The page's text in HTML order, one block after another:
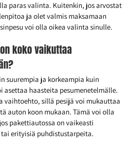
paras valinta. Kuitenkin, jos arvostat
ja olet valmis maksamaan
voi olla oikea valinta sinulle.
koko vaikuttaa
suurempia ja korkeampia kuin
asettaa haasteita pesumenetelmälle.
vaihtoehto, sillä pesijä voi mukauttaa
auton koon mukaan. Tämä voi olla
pakettiautossa on vaikeasti
erityisiä puhdistustarpeita.